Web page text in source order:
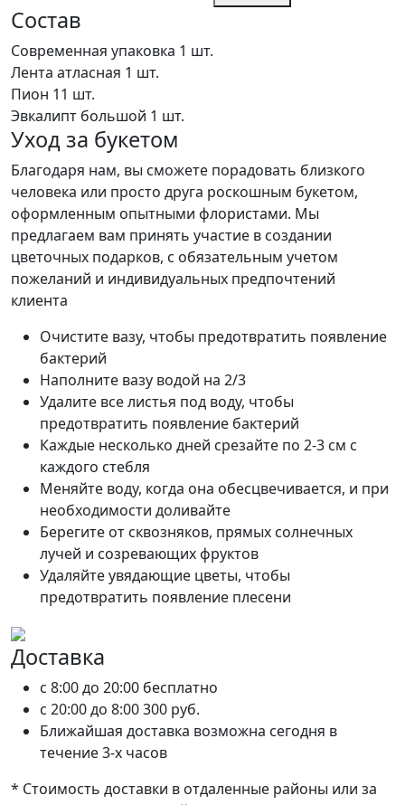
Состав
Современная упаковка 1 шт.
Лента атласная 1 шт.
Пион 11 шт.
Эвкалипт большой 1 шт.
Уход за букетом
Благодаря нам, вы сможете порадовать близкого
человека или просто друга роскошным букетом,
оформленным опытными флористами. Мы
предлагаем вам принять участие в создании
цветочных подарков, с обязательным учетом
пожеланий и индивидуальных предпочтений
клиента
Очистите вазу, чтобы предотвратить появление
бактерий
Наполните вазу водой на 2/3
Удалите все листья под воду, чтобы
предотвратить появление бактерий
Каждые несколько дней срезайте по 2-3 см с
каждого стебля
Меняйте воду, когда она обесцвечивается, и при
необходимости доливайте
Берегите от сквозняков, прямых солнечных
лучей и созревающих фруктов
Удаляйте увядающие цветы, чтобы
предотвратить появление плесени
Доставка
c 8:00 до 20:00 бесплатно
c 20:00 до 8:00300 руб.
Ближайшая доставка возможна сегодня в
течение 3-х часов
* Стоимость доставки в отдаленные районы или за